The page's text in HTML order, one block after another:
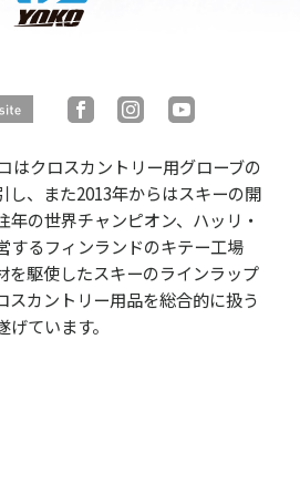
はクロスカントリー用グローブの
し、また2013年からはスキーの開
年の世界チャンピオン、ハッリ・
するフィンランドのキテー工場
を駆使したスキーのラインラップ
スカントリー用品を総合的に扱う
ています。